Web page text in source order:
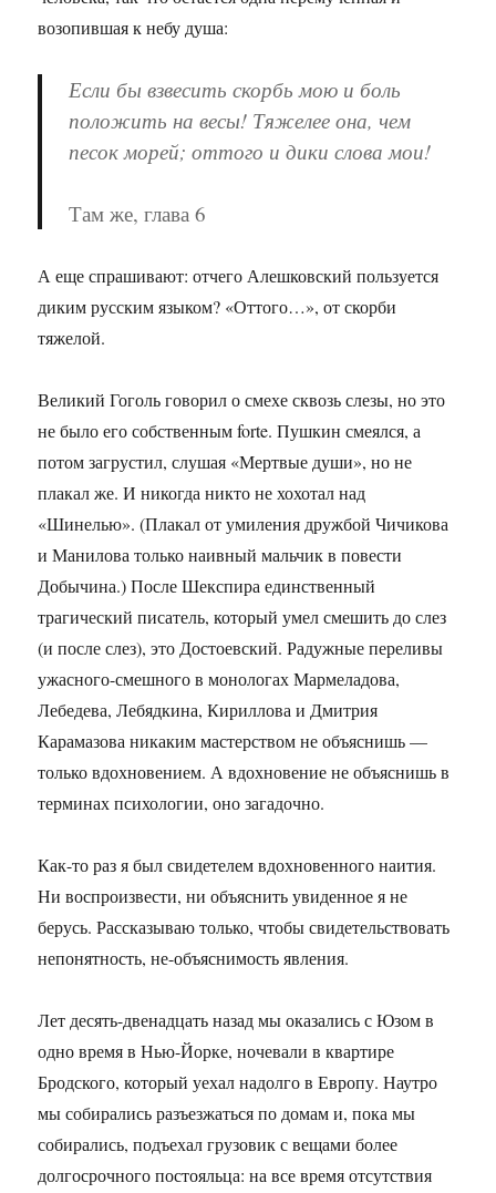
возопившая к небу душа:
Если бы взвесить скорбь мою и боль
положить на весы! Тяжелее она, чем
песок морей; оттого и дики слова мои!
Там же, глава 6
А еще спрашивают: отчего Алешковский пользуется
диким русским языком? «Оттого…», от скорби
тяжелой.
Великий Гоголь говорил о смехе сквозь слезы, но это
не было его собственным forte. Пушкин смеялся, а
потом загрустил, слушая «Мертвые души», но не
плакал же. И никогда никто не хохотал над
«Шинелью». (Плакал от умиления дружбой Чичикова
и Манилова только наивный мальчик в повести
Добычина.) После Шекспира единственный
трагический писатель, который умел смешить до слез
(и после слез), это Достоевский. Радужные переливы
ужасного-смешного в монологах Мармеладова,
Лебедева, Лебядкина, Кириллова и Дмитрия
Карамазова никаким мастерством не объяснишь —
только вдохновением. А вдохновение не объяснишь в
терминах психологии, оно загадочно.
Как-то раз я был свидетелем вдохновенного наития.
Ни воспроизвести, ни объяснить увиденное я не
берусь. Рассказываю только, чтобы свидетельствовать
непонятность, не-объяснимость явления.
Лет десять-двенадцать назад мы оказались с Юзом в
одно время в Нью-Йорке, ночевали в квартире
Бродского, который уехал надолго в Европу. Наутро
мы собирались разъезжаться по домам и, пока мы
собирались, подъехал грузовик с вещами более
долгосрочного постояльца: на все время отсутствия